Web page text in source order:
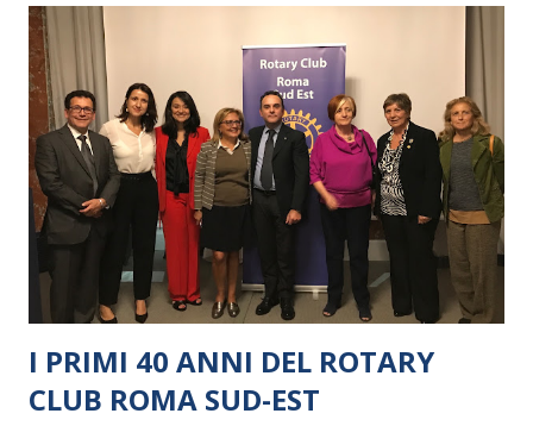
I PRIMI 40 ANNI DEL ROTARY
CLUB ROMA SUD-EST